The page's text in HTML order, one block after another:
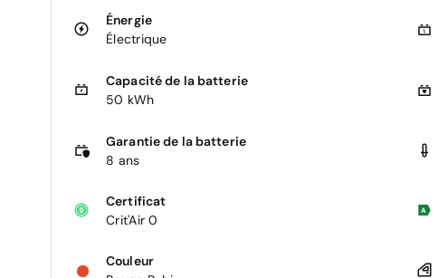
Énergie
Électrique
Capacité de la batterie
50 kWh
Garantie de la batterie
8 ans
Certificat
Crit'Air 0
Couleur